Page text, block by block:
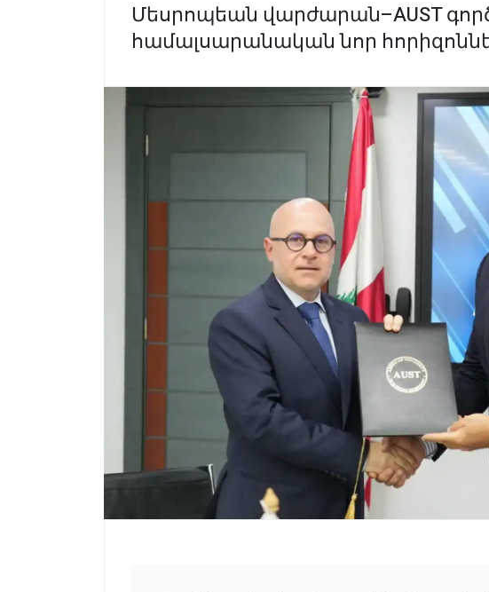
Մեսրոպեան վարժարան–AUST
համալսարանական նոր